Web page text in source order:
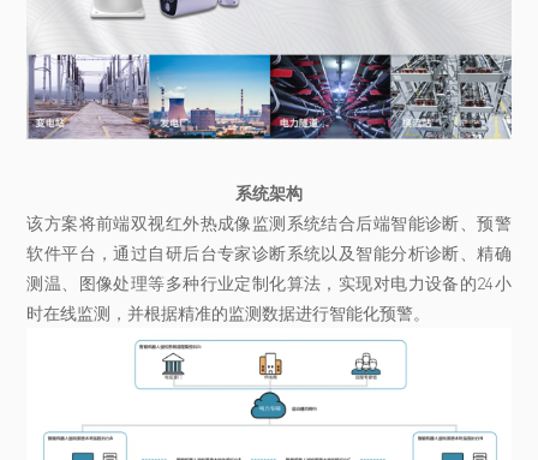
系统架构
该方案将前端双视红外热成像监测系统结合后端智能诊断、预警
软件平台，通过自研后台专家诊断系统以及智能分析诊断、精确
测温、图像处理等多种行业定制化算法，实现对电力设备的24小
时在线监测，并根据精准的监测数据进行智能化预警。